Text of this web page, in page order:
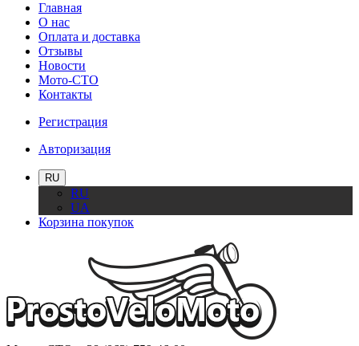
Главная
О нас
Оплата и доставка
Отзывы
Новости
Мото-СТО
Контакты
Регистрация
Авторизация
RU
RU
UA
Корзина покупок